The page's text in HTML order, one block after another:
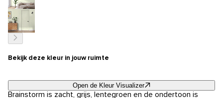
Bekijk deze kleur in jouw ruimte
Open de Kleur Visualizer
Brainstorm is zacht, grijs, lentegroen en de ondertoon is